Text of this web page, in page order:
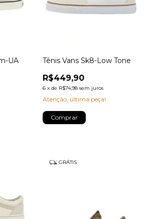
UA
Tênis Vans Sk8-Low Tone
R$449,90
6 x de R$74,98 sem juros
Atenção, última peça!
Comprar
GRÁTIS